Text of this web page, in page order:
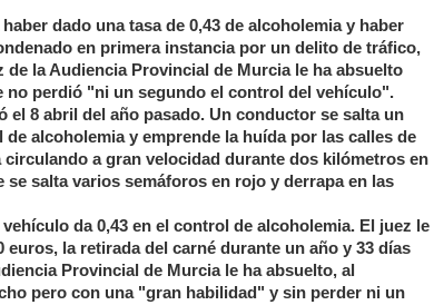
haber dado una tasa de 0,43 de alcoholemia y haber
en primera instancia por un delito de tráfico,
de la Audiencia Provincial de Murcia le ha absuelto
no perdió "ni un segundo el control del vehículo".
el 8 abril del año pasado. Un conductor se salta un
de alcoholemia y emprende la huída por las calles de
circulando a gran velocidad durante dos kilómetros en
se salta varios semáforos en rojo y derrapa en las
da 0,43 en el control de alcoholemia. El juez le
euros, la retirada del carné durante un año y 33 días
Provincial de Murcia le ha absuelto, al
pero con una "gran habilidad" y sin perder ni un